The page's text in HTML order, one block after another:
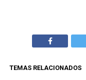
TEMAS RELACIONADOS